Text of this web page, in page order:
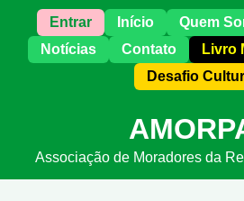
Entrar Início Quem
Notícias
Contato
Livro
Desafio
Associação de Moradores da